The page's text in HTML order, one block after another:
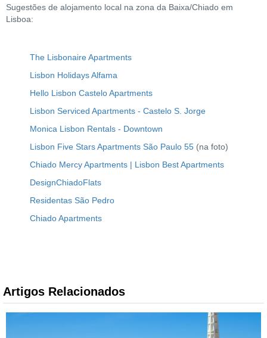
Sugestões de alojamento local na zona da Baixa/Chiado em
Lisboa:
The Lisbonaire Apartments
Lisbon Holidays Alfama
Hello Lisbon Castelo Apartments
Lisbon Serviced Apartments - Castelo S. Jorge
Monica Lisbon Rentals - Downtown
Lisbon Five Stars Apartments São Paulo 55 (na foto)
Chiado Mercy Apartments | Lisbon Best Apartments
DesignChiadoFlats
Residentas São Pedro
Chiado Apartments
Artigos Relacionados